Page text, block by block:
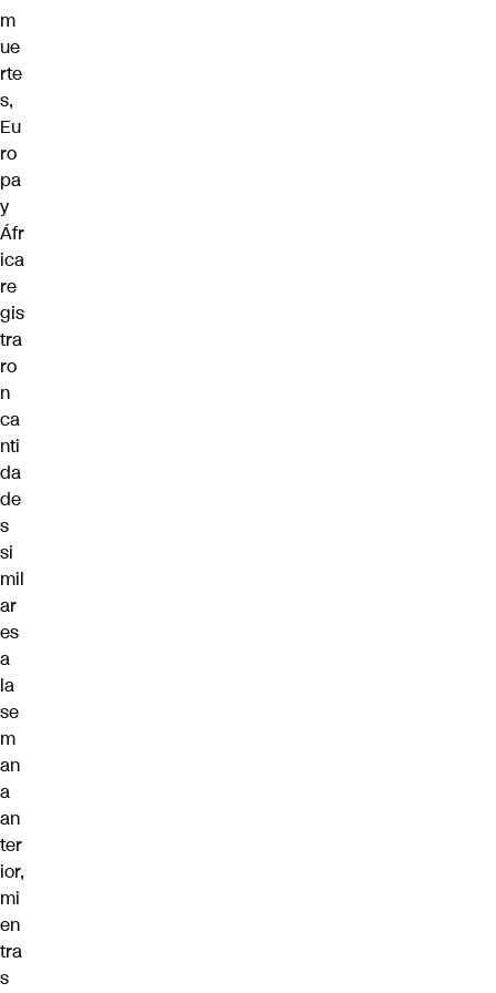
m
ue
rte
s,
Eu
ro
pa
y
Áfr
ica
re
gis
tra
ro
n
ca
nti
da
de
s
si
mil
ar
es
a
la
se
m
an
a
an
ter
ior,
mi
en
tra
s